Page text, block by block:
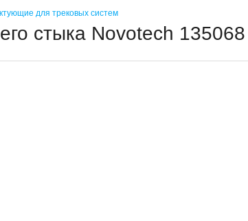
для трековых систем
стыка Novotech